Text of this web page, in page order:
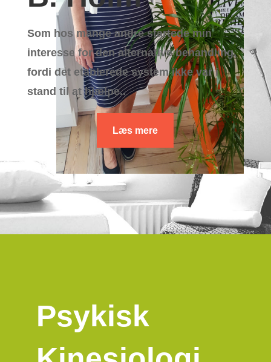
Som hos mange andre startede min
interesse for den alternative behandling,
fordi det etablerede system ikke var i
stand til at hjælpe..
Læs mere
Psykisk